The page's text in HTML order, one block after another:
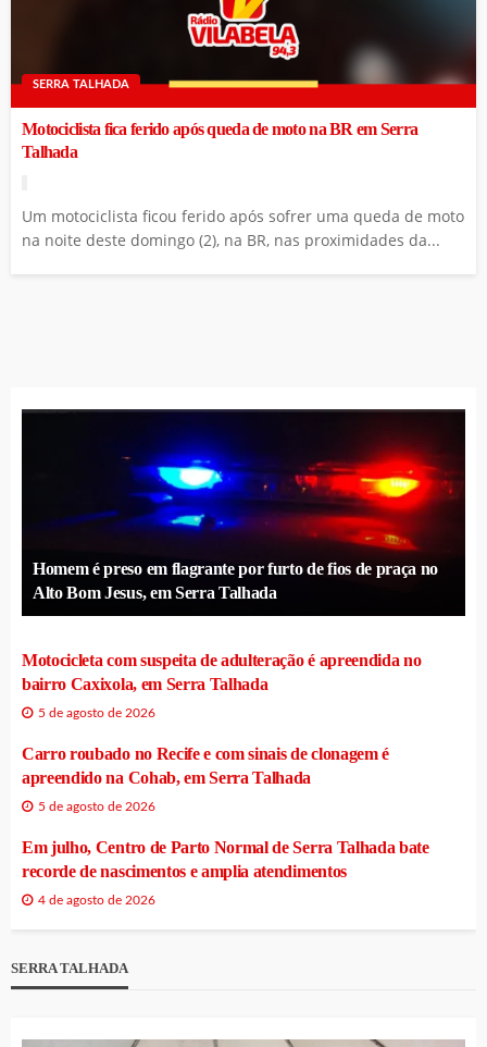
SERRA TALHADA
Motociclista fica ferido após queda de moto na BR em Serra
Talhada
Um motociclista ficou ferido após sofrer uma queda de moto
na noite deste domingo (2), na BR, nas proximidades da...
Homem é preso em flagrante por furto de fios de praça no
Alto Bom Jesus, em Serra Talhada
Motocicleta com suspeita de adulteração é apreendida no
bairro Caxixola, em Serra Talhada
5 de agosto de 2026
Carro roubado no Recife e com sinais de clonagem é
apreendido na Cohab, em Serra Talhada
5 de agosto de 2026
Em julho, Centro de Parto Normal de Serra Talhada bate
recorde de nascimentos e amplia atendimentos
4 de agosto de 2026
SERRA TALHADA